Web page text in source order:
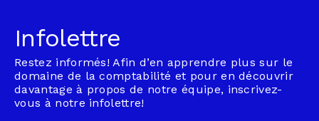
Infolettre
Restez informés! Afin d’en apprendre plus sur le
domaine de la comptabilité et pour en découvrir
davantage à propos de notre équipe, inscrivez-
vous à notre infolettre!